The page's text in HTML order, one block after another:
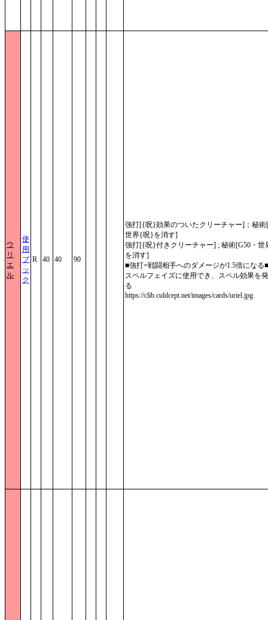
ウ
リ
エ
ル
使
用
ブ
ッ
ク
R 40 40 90
強打[{呪}効果のついたクリーチャー]；秘術
世界{呪}を消す]
強打[{呪}付きクリーチャー] ; 秘術[G50・
を消す]
■強打=戦闘相手へのダメージが1.5倍になる
スペルフェイズに使用でき、スペル効果を
る
https://clib.culdcept.net/images/cards/uriel.jpg